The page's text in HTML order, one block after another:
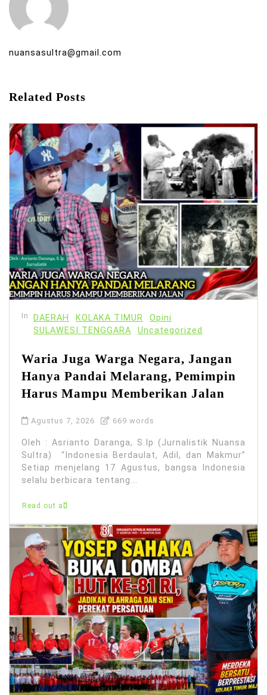
nuansasultra@gmail.com
Related Posts
In DAERAH KOLAKA TIMUR
Opini
SULAWESI TENGGARA
Uncategorized
Waria Juga Warga Negara, Jangan
Hanya Pandai Melarang, Pemimpin
Harus Mampu Memberikan Jalan
Agustus 7, 2026 669 words
Oleh : Asrianto Daranga, S.Ip (Jurnalistik Nuansa
Sultra) “Indonesia Berdaulat, Adil, dan Makmur”
Setiap menjelang 17 Agustus, bangsa Indonesia
selalu berbicara tentang...
Read out all